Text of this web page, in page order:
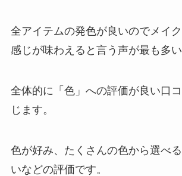
全アイテムの発色が良いのでメイ
感じが味わえると言う声が最も多い
全体的に「色」への評価が良い口
じます。
色が好み、たくさんの色から選べ
いなどの評価です。